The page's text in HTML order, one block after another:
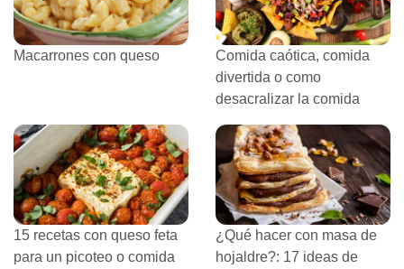
Macarrones con queso
Comida caótica, comida
divertida o como
desacralizar la comida
15 recetas con queso feta
para un picoteo o comida
¿Qué hacer con masa de
hojaldre?: 17 ideas de